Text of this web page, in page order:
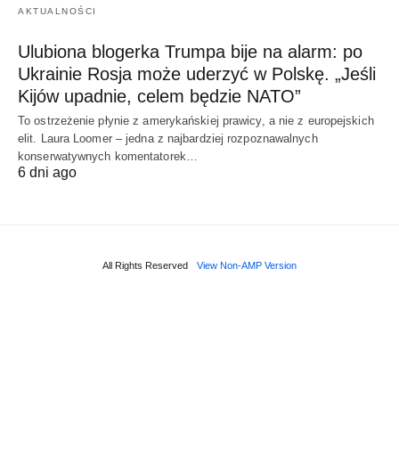
AKTUALNOŚCI
Ulubiona blogerka Trumpa bije na alarm: po
Ukrainie Rosja może uderzyć w Polskę. „Jeśli
Kijów upadnie, celem będzie NATO”
To ostrzeżenie płynie z amerykańskiej prawicy, a nie z europejskich
elit. Laura Loomer – jedna z najbardziej rozpoznawalnych
konserwatywnych komentatorek…
6 dni ago
All Rights Reserved View Non-AMP Version